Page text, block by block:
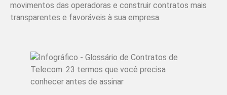
movimentos das operadoras e construir contratos mais
transparentes e favoráveis à sua empresa.